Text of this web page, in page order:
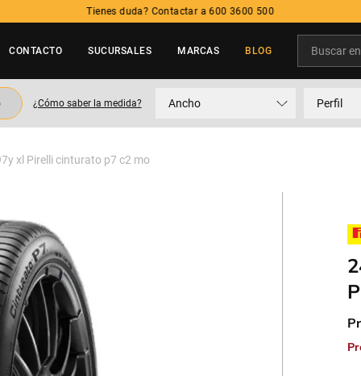
Tienes duda? Contactar a 600 3600 500
CONTACTO SUCURSALES MARCAS BLOG
¿Cómo saber la medida? Ancho Perfil
xl Pirelli cinturato p7 c2 mo
TÉRMINOS MÁS BUSCADOS
. neumatico
3. 195
5. 245